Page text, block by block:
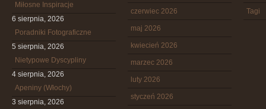
Miłosne Inspiracje
6 sierpnia, 2026
Poradniki Fotograficzne
5 sierpnia, 2026
Nietypowe Dyscypliny
4 sierpnia, 2026
Apeniny (Włochy)
3 sierpnia, 2026
czerwiec 2026
maj 2026
kwiecień 2026
marzec 2026
luty 2026
styczeń 2026
Tagi